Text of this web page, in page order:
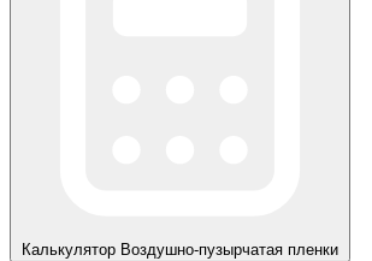
Калькулятор Воздушно-пузырчатая пленки